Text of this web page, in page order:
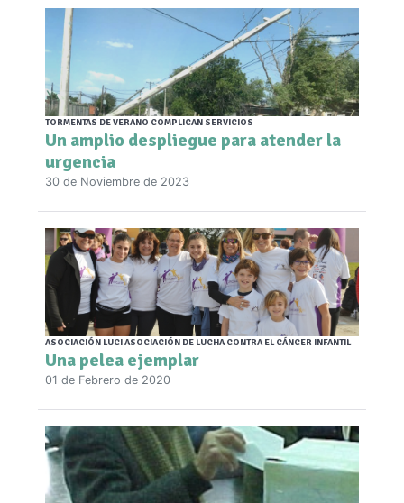
TORMENTAS DE VERANO COMPLICAN SERVICIOS
Un amplio despliegue para atender la
urgencia
30 de Noviembre de 2023
ASOCIACIÓN LUCI ASOCIACIÓN DE LUCHA CONTRA EL CÁNCER INFANTIL
Una pelea ejemplar
01 de Febrero de 2020